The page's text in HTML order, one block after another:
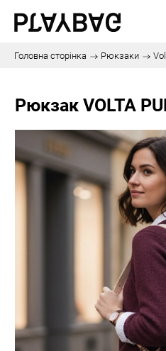
Головна сторінка / Рюкзаки /
Рюкзак VOLTA